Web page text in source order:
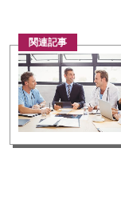
関連記事